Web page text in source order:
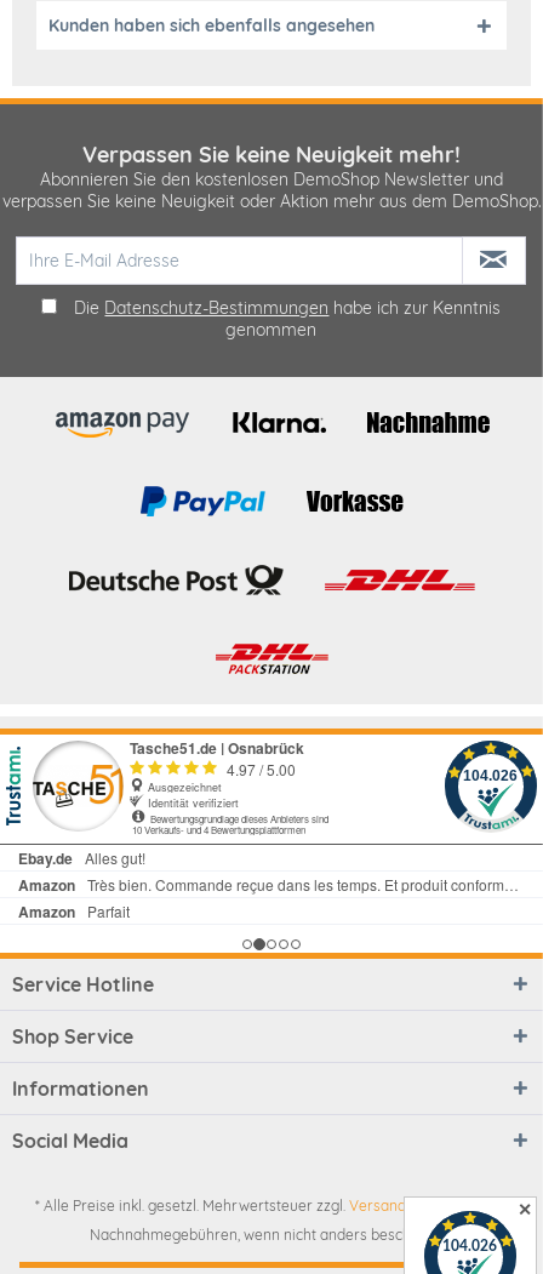
Kunden haben sich ebenfalls angesehen
✕
Verpassen Sie keine Neuigkeit mehr!
Abonnieren Sie den kostenlosen DemoShop Newsletter und
verpassen Sie keine Neuigkeit oder Aktion mehr aus dem DemoShop.
Die Datenschutz-Bestimmungen habe ich zur Kenntnis
genommen
Service Hotline
Shop Service
Informationen
Social Media
* Alle Preise inkl. gesetzl. Mehrwertsteuer zzgl. Versandkosten
Nachnahmegebühren, wenn nicht anders beschrieben